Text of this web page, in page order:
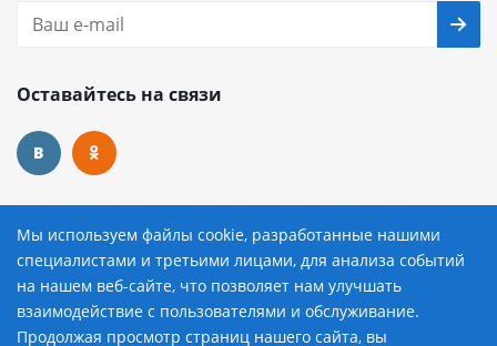
Оставайтесь на связи
Наши контакты
8 (800) 222-72-84
avtopilot@avtopilot-ekat.ru
Мы используем файлы cookie, разработанные нашими
специалистами и третьими лицами, для анализа событий
на нашем веб-сайте, что позволяет нам улучшать
взаимодействие с пользователями и обслуживание.
Продолжая просмотр страниц нашего сайта, вы